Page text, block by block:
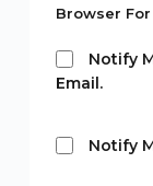
Browser
Notify
Email.
Notify